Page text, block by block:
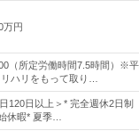
万円
（所定労働時間7.5時間）※
ハリをもって取り…
120日以上＞* 完全週休2日制
休暇* 夏季…